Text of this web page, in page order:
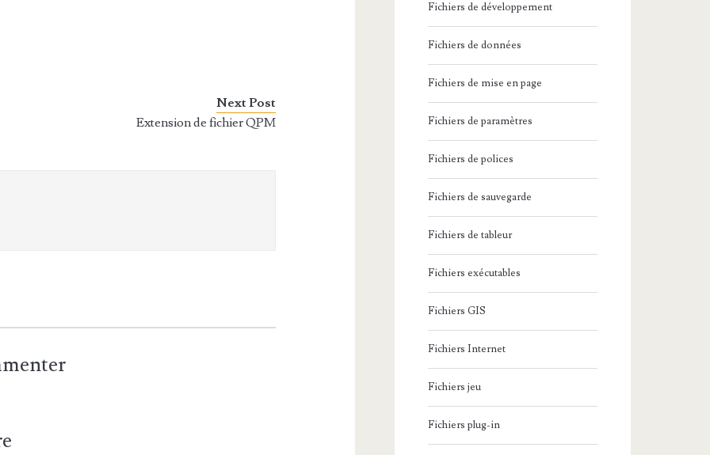
Next Post
Extension de fichier QPM
Fichiers de développement
Fichiers de données
Fichiers de mise en page
Fichiers de paramètres
Fichiers de polices
Fichiers de sauvegarde
Fichiers de tableur
Fichiers exécutables
Fichiers GIS
Fichiers Internet
Fichiers jeu
Fichiers plug-in